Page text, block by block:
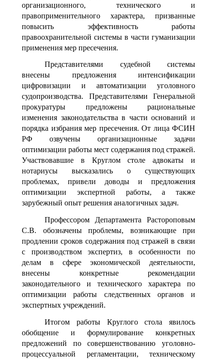
организационного, технического и
правоприменительного характера, призванные
повысить эффективность работы
правоохранительной системы в части гуманизации
применения мер пресечения.
Представителями судебной системы
внесены предложения интенсификации
цифровизации и автоматизации уголовного
судопроизводства. Представителями Генеральной
прокуратуры предложены рациональные
изменения законодательства в части оснований и
порядка избрания мер пресечения. От лица ФСИН
РФ озвучены организационные задачи
оптимизации работы мест содержания под стражей.
Участвовавшие в Круглом столе адвокаты и
нотариусы высказались о существующих
проблемах, привели доводы и предложения
оптимизации экспертной работы, а также
зарубежный опыт решения аналогичных задач.
Профессором Департамента Растороповым
С.В. обозначены проблемы, возникающие при
продлении сроков содержания под стражей в связи
с производством экспертиз, в особенности по
делам в сфере экономической деятельности,
внесены конкретные рекомендации
законодательного и технического характера по
оптимизации работы следственных органов и
экспертных учреждений.
Итогом работы Круглого стола явилось
обобщение и формулирование конкретных
предложений по совершенствованию уголовно-
процессуальной регламентации, техническому